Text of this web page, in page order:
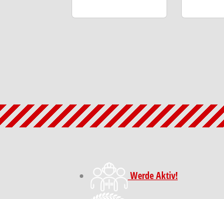
Werde Aktiv!